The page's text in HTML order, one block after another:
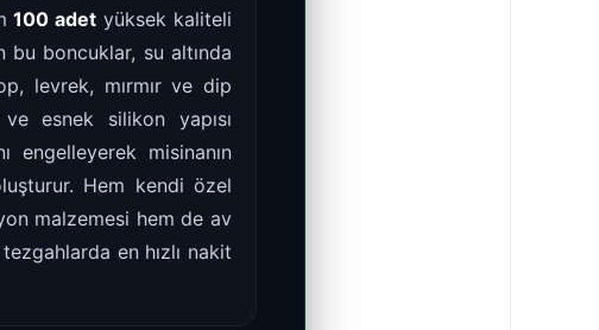
100 adet yüksek kaliteli
bu boncuklar, su altında
levrek, mırmır ve dip
ve esnek silikon yapısı
engelleyerek misinanın
Hem kendi özel
malzemesi hem de av
en hızlı nakit